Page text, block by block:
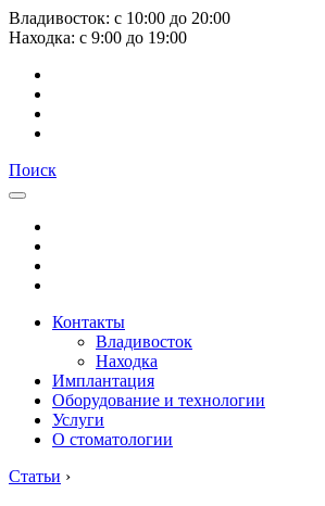
Владивосток: с 10:00 до 20:00
Находка: с 9:00 до 19:00
Поиск
Контакты
Владивосток
Находка
Имплантация
Оборудование и технологии
Услуги
О стоматологии
Статьи ›